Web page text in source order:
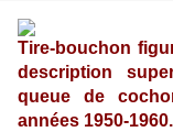
Tire-bouchon
description
queue de
années 1950-